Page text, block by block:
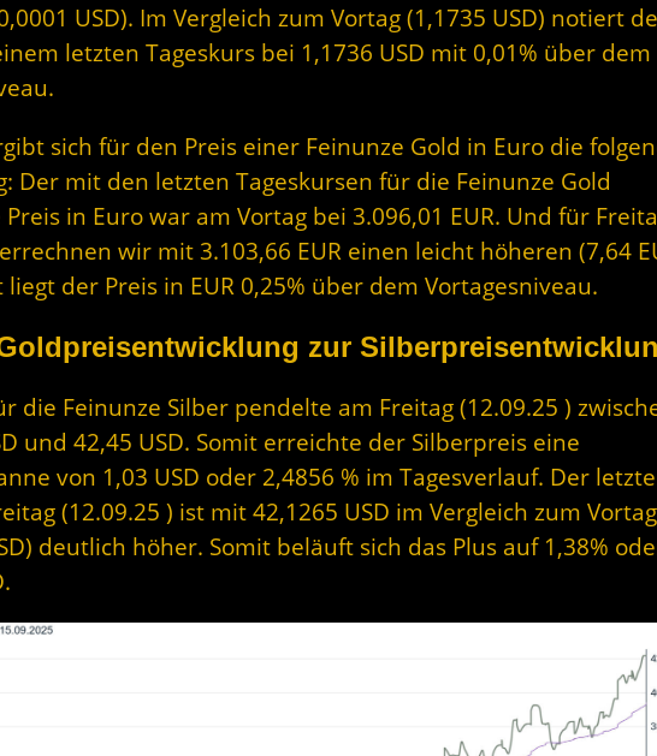
USD). Im Vergleich zum Vortag (1,1735 USD) notiert
letzten Tageskurs bei 1,1736 USD mit 0,01% über dem
sich für den Preis einer Feinunze Gold in Euro die
Der mit den letzten Tageskursen für die Feinunze Gold
in Euro war am Vortag bei 3.096,01 EUR. Und für
wir mit 3.103,66 EUR einen leicht höheren (7,64
liegt der Preis in EUR 0,25% über dem Vortagesniveau.
zur
die Feinunze Silber pendelte am Freitag (12.09.25 )
und 42,45 USD. Somit erreichte der Silberpreis eine
von 1,03 USD oder 2,4856 % im Tagesverlauf. Der letzte
(12.09.25 ) ist mit 42,1265 USD im Vergleich zum Vortag
deutlich höher. Somit beläuft sich das Plus auf 1,38%